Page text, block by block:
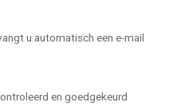
u automatisch een e-mail
en goedgekeurd